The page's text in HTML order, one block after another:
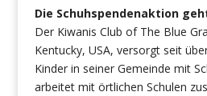
Die Schuhspendenaktion
Der Kiwanis Club of The Blue
Kentucky, USA, versorgt seit
Kinder in seiner Gemeinde mit
arbeitet mit örtlichen Schulen